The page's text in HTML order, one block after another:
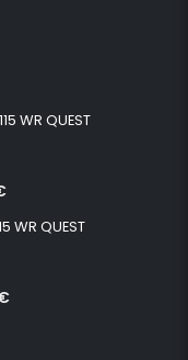
WR QUEST
WR QUEST